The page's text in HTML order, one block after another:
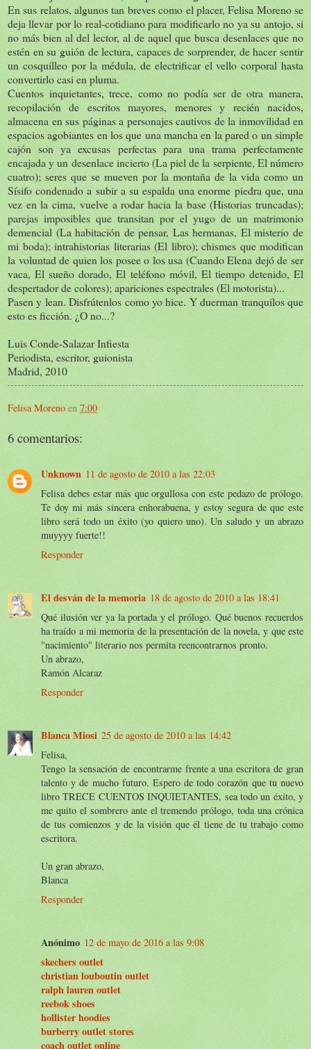
En sus relatos, algunos tan breves como el placer, Felisa Moreno se
deja llevar por lo real-cotidiano para modificarlo no ya su antojo, si
no más bien al del lector, al de aquel que busca desenlaces que no
estén en su guión de lectura, capaces de sorprender, de hacer sentir
un cosquilleo por la médula, de electrificar el vello corporal hasta
convertirlo casi en pluma.
Cuentos inquietantes, trece, como no podía ser de otra manera,
recopilación de escritos mayores, menores y recién nacidos,
almacena en sus páginas a personajes cautivos de la inmovilidad en
espacios agobiantes en los que una mancha en la pared o un simple
cajón son ya excusas perfectas para una trama perfectamente
encajada y un desenlace incierto (La piel de la serpiente, El número
cuatro); seres que se mueven por la montaña de la vida como un
Sísifo condenado a subir a su espalda una enorme piedra que, una
vez en la cima, vuelve a rodar hacia la base (Historias truncadas);
parejas imposibles que transitan por el yugo de un matrimonio
demencial (La habitación de pensar, Las hermanas, El misterio de
mi boda); intrahistorias literarias (El libro); chismes que modifican
la voluntad de quien los posee o los usa (Cuando Elena dejó de ser
vaca, El sueño dorado, El teléfono móvil, El tiempo detenido, El
despertador de colores); apariciones espectrales (El motorista)...
Pasen y lean. Disfrútenlos como yo hice. Y duerman tranquilos que
esto es ficción. ¿O no...?
Luis Conde-Salazar Infiesta
Periodista, escritor, guionista
Madrid, 2010
Felisa Moreno en 7:00
6 comentarios:
Unknown 11 de agosto de 2010 a las 22:03
Felisa debes estar más que orgullosa con este pedazo de prólogo.
Te doy mi más sincera enhorabuena, y estoy segura de que este
libro será todo un éxito (yo quiero uno). Un saludo y un abrazo
muyyyy fuerte!!
Responder
El desván de la memoria 18 de agosto de 2010 a las 18:41
Qué ilusión ver ya la portada y el prólogo. Qué buenos recuerdos
ha traído a mi memoria de la presentación de la novela, y que este
"nacimiento" literario nos permita reencontrarnos pronto.
Un abrazo,
Ramón Alcaraz
Responder
Blanca Miosi 25 de agosto de 2010 a las 14:42
Felisa,
Tengo la sensación de encontrarme frente a una escritora de gran
talento y de mucho futuro. Espero de todo corazón que tu nuevo
libro TRECE CUENTOS INQUIETANTES, sea todo un éxito, y
me quito el sombrero ante el tremendo prólogo, toda una crónica
de tus comienzos y de la visión que él tiene de tu trabajo como
escritora.
Un gran abrazo,
Blanca
Responder
Anónimo 12 de mayo de 2016 a las 9:08
skechers outlet
christian louboutin outlet
ralph lauren outlet
reebok shoes
hollister hoodies
burberry outlet stores
coach outlet online